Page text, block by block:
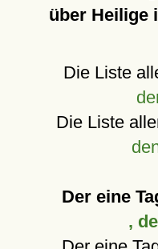
über Heilige
Die Liste
Die Liste
Der eine
,